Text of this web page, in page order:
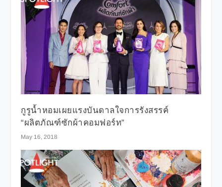
กูรูน้ำหอมเผยแรงบันดาลใจการรังสรรค์
“ผลิตภัณฑ์ซักผ้าคอมฟอร์ท”
May 16, 2018